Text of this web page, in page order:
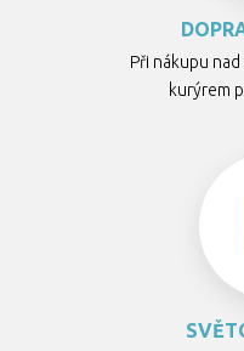
Při nákupu
kurýrem